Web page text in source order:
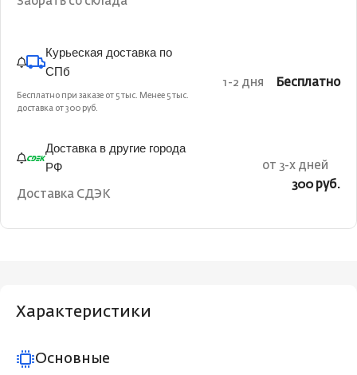
Курьеская доставка по
СПб
Бесплатно при заказе от 5 тыс. Менее 5 тыс.
доставка от 300 руб.
1-2 дня Бесплатно
Доставка в другие города
РФ
Доставка СДЭК
от 3-х дней
300 руб.
Характеристики
Основные